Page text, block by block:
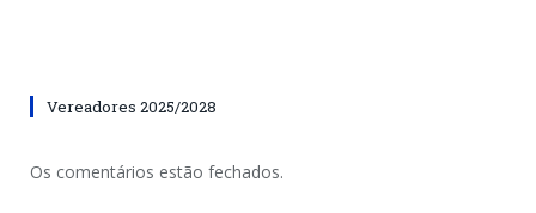
Vereadores 2025/2028
Os comentários estão fechados.